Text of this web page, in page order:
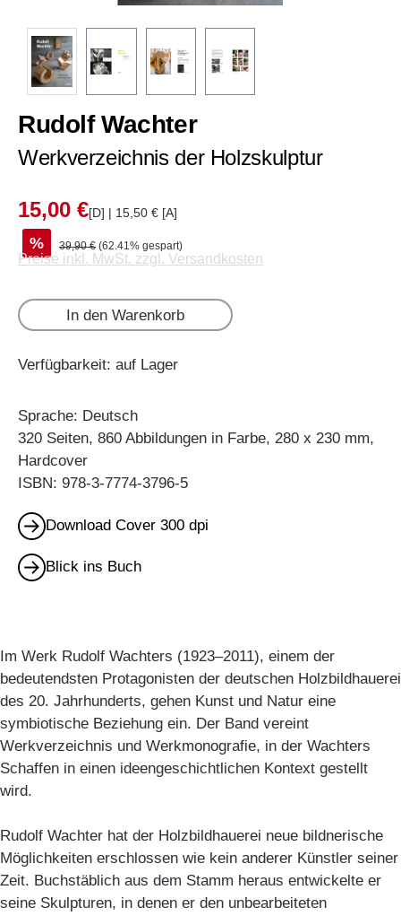
Rudolf Wachter
Werkverzeichnis der Holzskulptur
15,00 €[D] | 15,50 € [A]
% 39,90 € (62.41% gespart)
Preise inkl. MwSt. zzgl. Versandkosten
In den Warenkorb
Verfügbarkeit: auf Lager
Sprache: Deutsch
320 Seiten, 860 Abbildungen in Farbe, 280 x 230 mm,
Hardcover
ISBN: 978-3-7774-3796-5
Download Cover 300 dpi
Blick ins Buch
Im Werk Rudolf Wachters (1923–2011), einem der
bedeutendsten Protagonisten der deutschen Holzbildhauerei
des 20. Jahrhunderts, gehen Kunst und Natur eine
symbiotische Beziehung ein. Der Band vereint
Werkverzeichnis und Werkmonografie, in der Wachters
Schaffen in einen ideengeschichtlichen Kontext gestellt
wird.
Rudolf Wachter hat der Holzbildhauerei neue bildnerische
Möglichkeiten erschlossen wie kein anderer Künstler seiner
Zeit. Buchstäblich aus dem Stamm heraus entwickelte er
seine Skulpturen, in denen er den unbearbeiteten